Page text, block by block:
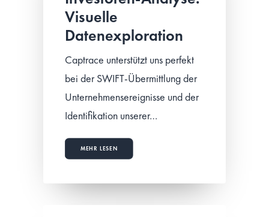
Visuelle
Datenexploration
Captrace unterstützt uns perfekt
bei der SWIFT-Übermittlung der
Unternehmensereignisse und der
Identifikation unserer…
MEHR LESEN